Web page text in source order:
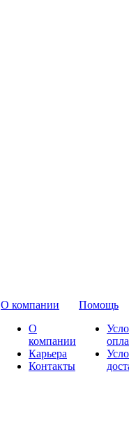
О компании
О
компании
Карьера
Контакты
Помощь